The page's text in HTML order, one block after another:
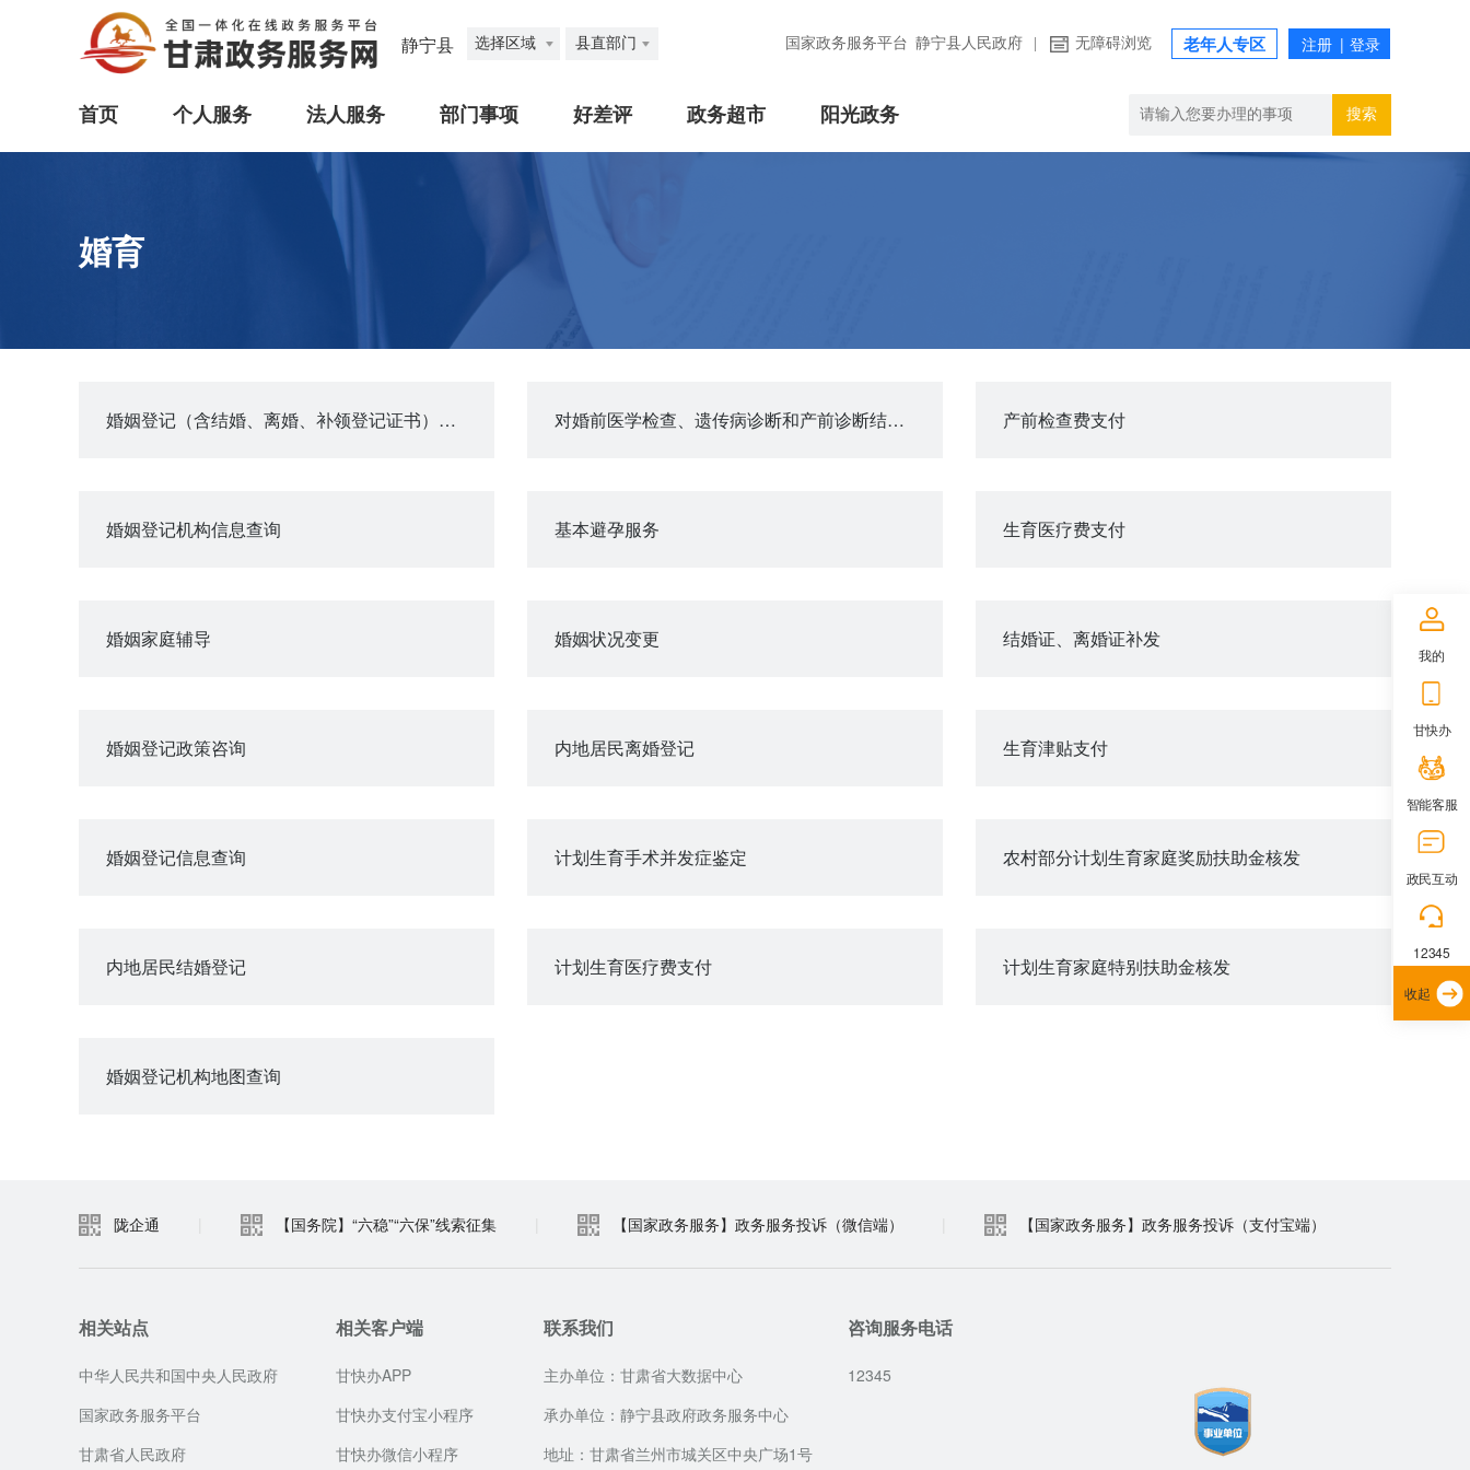
静宁县 选择区域 县直部门 国家政务服务平台 静宁县人民政府 无障碍浏览 老年人专区
首页 个人服务 法人服务 部门事项 好差评 政务超市 阳光政务 搜索
婚育
婚姻登记（含结婚、离婚、补领登记证书）预约 对婚前医学检查、遗传病诊断和产前诊断结果有异议的医学技术鉴定 产前检查费支付
婚姻登记机构信息查询 基本避孕服务 生育医疗费支付
婚姻家庭辅导 婚姻状况变更 结婚证、离婚证补发
婚姻登记政策咨询 内地居民离婚登记 生育津贴支付
婚姻登记信息查询 计划生育手术并发症鉴定 农村部分计划生育家庭奖励扶助金核发
内地居民结婚登记 计划生育医疗费支付 计划生育家庭特别扶助金核发
婚姻登记机构地图查询
陇企通 【国务院】“六稳”“六保”线索征集 【国家政务服务】政务服务投诉（微信端） 【国家政务服务】政务服务投诉（支付宝端）
相关站点
中华人民共和国中央人民政府
国家政务服务平台
甘肃省人民政府
相关客户端
甘快办APP
甘快办支付宝小程序
甘快办微信小程序
联系我们
主办单位：甘肃省大数据中心
承办单位：静宁县政府政务服务中心
地址：甘肃省兰州市城关区中央广场1号
咨询服务电话
12345
我的
甘快办
智能客服
政民互动
12345
收起